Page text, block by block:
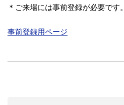
＊ご来場には事前登録が必要です。
事前登録用ページ